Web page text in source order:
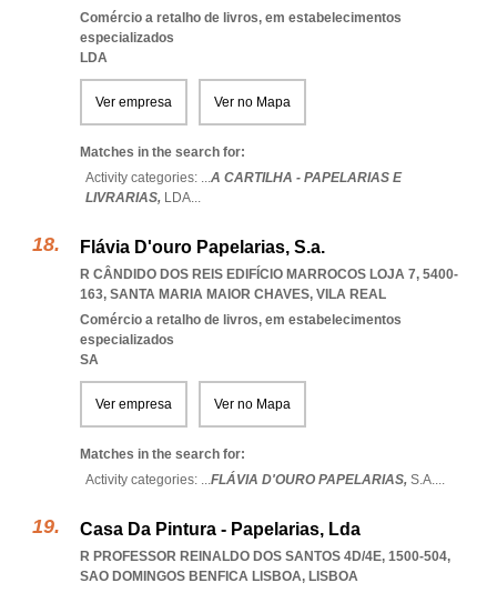
Comércio a retalho de livros, em estabelecimentos
especializados
LDA
Ver empresa Ver no Mapa
Matches in the search for:
Activity categories: ...A CARTILHA - PAPELARIAS E
LIVRARIAS, LDA...
Flávia D'ouro Papelarias, S.a.
R CÂNDIDO DOS REIS EDIFÍCIO MARROCOS LOJA 7, 5400-
163, SANTA MARIA MAIOR CHAVES, VILA REAL
Comércio a retalho de livros, em estabelecimentos
especializados
SA
Ver empresa Ver no Mapa
Matches in the search for:
Activity categories: ...FLÁVIA D'OURO PAPELARIAS, S.A....
Casa Da Pintura - Papelarias, Lda
R PROFESSOR REINALDO DOS SANTOS 4D/4E, 1500-504,
SAO DOMINGOS BENFICA LISBOA, LISBOA